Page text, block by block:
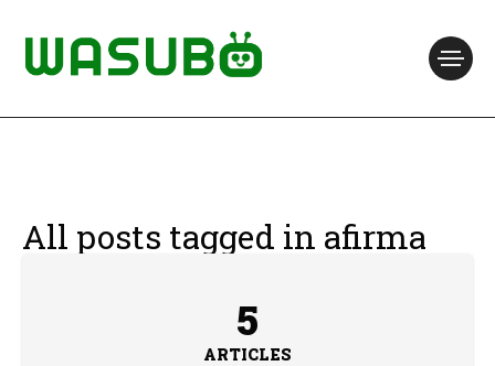
All posts tagged in afirma
5
ARTICLES